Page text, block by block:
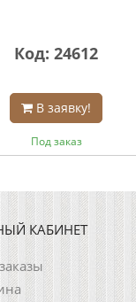
Код: 24612
В заявку!
Под заказ
КАБИНЕТ